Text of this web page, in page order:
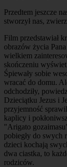
Przedtem jeszcze
stworzył nas,
Film przedstawiał
obrazów życia
wielkiem
skończeniu
Śpiewały sobie
wracać do domu.
odchodziły,
Dzieciątku Jezus i
przyjemność
kaplicy i
"Arigato
pobiegły do swych
dzieci kochają
dwa ciastka, to
rodziców.